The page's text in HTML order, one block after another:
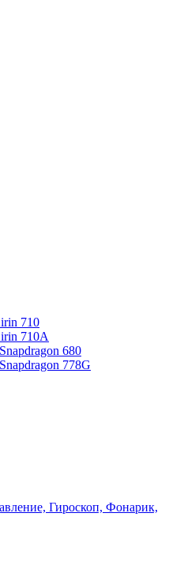
710
710A
680
778G
Гироскоп, Фонарик,